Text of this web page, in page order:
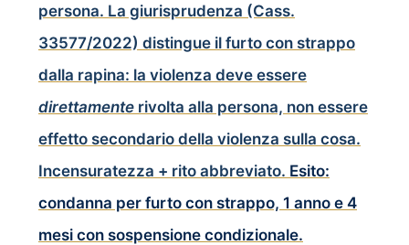
persona. La giurisprudenza (Cass.
33577/2022) distingue il furto con strappo
dalla rapina: la violenza deve essere
direttamente rivolta alla persona, non essere
effetto secondario della violenza sulla cosa.
Incensuratezza + rito abbreviato. Esito:
condanna per furto con strappo, 1 anno e 4
mesi con sospensione condizionale.